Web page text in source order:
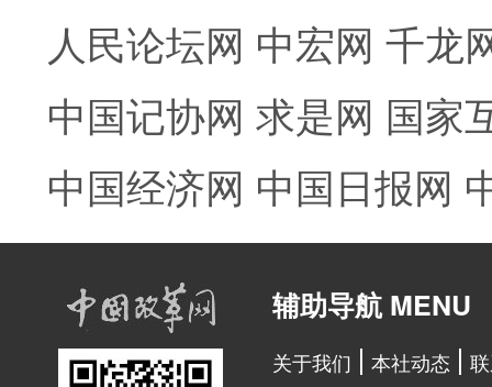
人民论坛网 中宏网 千龙
中国记协网 求是网 国家
中国经济网 中国日报网
辅助导航 MENU
关于我们 本社动态